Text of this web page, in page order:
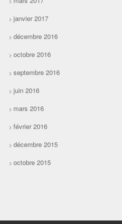
janvier 2017
décembre 2016
octobre 2016
septembre 2016
juin 2016
mars 2016
février 2016
décembre 2015
octobre 2015